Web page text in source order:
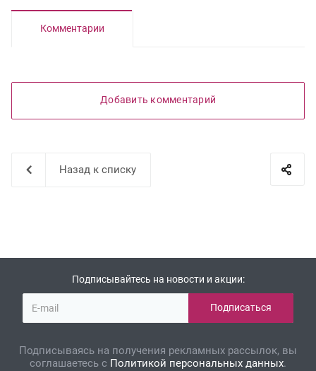
Комментарии
Добавить комментарий
Назад к списку
Подписывайтесь на новости и акции:
Подписываясь на получения рекламных рассылок, вы
соглашаетесь с Политикой персональных данных.